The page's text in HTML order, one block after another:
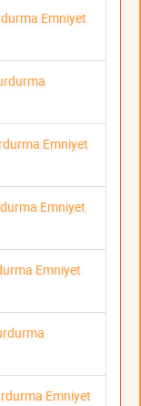
Emniyet
Emniyet
Emniyet
Emniyet
Emniyet